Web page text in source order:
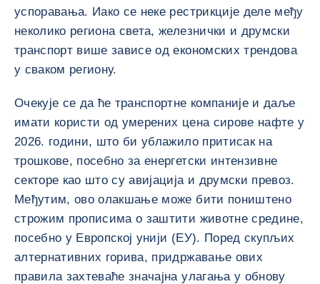
успоравања. Иако се неке рестрикције деле међу
неколико региона света, железнички и друмски
транспорт више зависе од економских трендова
у сваком региону.
Очекује се да ће транспортне компаније и даље
имати користи од умерених цена сирове нафте у
2026. години, што би ублажило притисак на
трошкове, посебно за енергетски интензивне
секторе као што су авијација и друмски превоз.
Међутим, ово олакшање може бити поништено
строжим прописима о заштити животне средине,
посебно у Европској унији (ЕУ). Поред скупљих
алтернативних горива, придржавање ових
правила захтеваће значајна улагања у обнову